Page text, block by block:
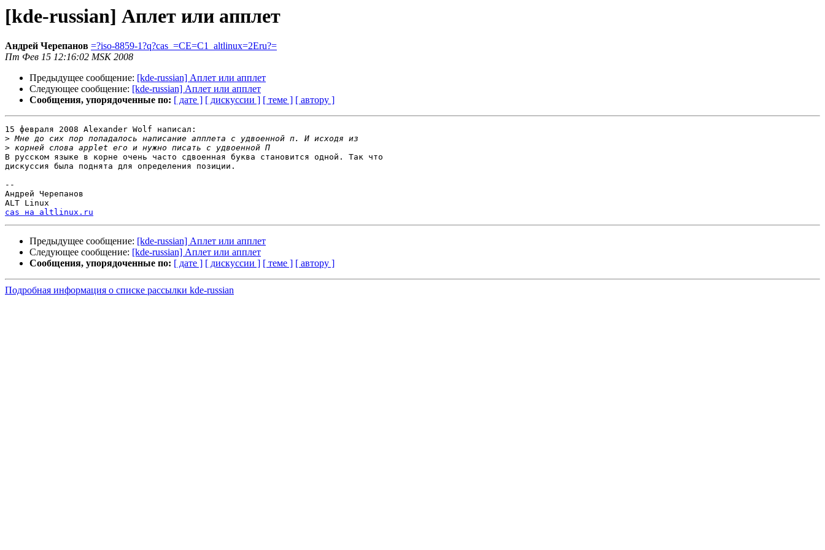
[kde-russian] Аплет или апплет
Андрей Черепанов =?iso-8859-1?q?cas_=CE=C1_altlinux=2Eru?=
Пт Фев 15 12:16:02 MSK 2008
Предыдущее сообщение: [kde-russian] Аплет или апплет
Следующее сообщение: [kde-russian] Аплет или апплет
Сообщения, упорядоченные по: [ дате ] [ дискуссии ] [ теме ] [ автору ]
15 февраля 2008 Alexander Wolf написал:
>
>
В русском языке в корне очень часто сдвоенная буква становится одной. Так что
дискуссия была поднята для определения позиции.
--
Андрей Черепанов
cas на altlinux.ru
Предыдущее сообщение: [kde-russian] Аплет или апплет
Следующее сообщение: [kde-russian] Аплет или апплет
Сообщения, упорядоченные по: [ дате ] [ дискуссии ] [ теме ] [ автору ]
Подробная информация о списке рассылки kde-russian